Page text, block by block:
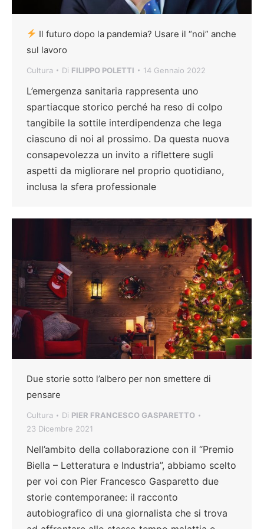
Il futuro dopo la pandemia? Usare il “noi” anche
sul lavoro
Cultura Di FILIPPO POLETTI 14 Gennaio 2022
L’emergenza sanitaria rappresenta uno
spartiacque storico perché ha reso di colpo
tangibile la sottile interdipendenza che lega
ciascuno di noi al prossimo. Da questa nuova
consapevolezza un invito a riflettere sugli
aspetti da migliorare nel proprio quotidiano,
inclusa la sfera professionale
Due storie sotto l’albero per non smettere di
pensare
Cultura Di PIER FRANCESCO GASPARETTO
23 Dicembre 2021
Nell’ambito della collaborazione con il “Premio
Biella – Letteratura e Industria”, abbiamo scelto
per voi con Pier Francesco Gasparetto due
storie contemporanee: il racconto
autobiografico di una giornalista che si trova